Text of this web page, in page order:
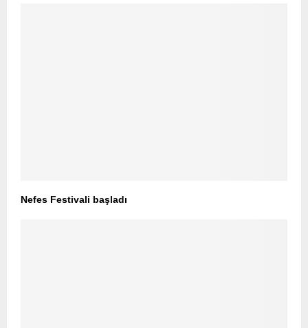
Nefes Festivali başladı